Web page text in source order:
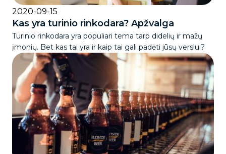
2020-09-15
Kas yra turinio rinkodara? Apžvalga
Turinio rinkodara yra populiari tema tarp didelių ir mažų
įmonių. Bet kas tai yra ir kaip tai gali padėti jūsų verslui?